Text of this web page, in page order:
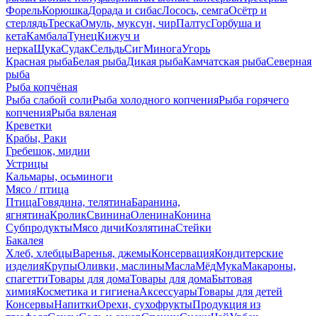
ФорельКорюшкаДорада и сибасЛосось, семгаОсётр и
стерлядьТрескаОмуль, муксун, чирПалтусГорбуша и
кетаКамбалаТунецКижуч и
неркаЩукаСудакСельдьСигМиногаУгорь
Красная рыбаБелая рыбаДикая рыбаКамчатская рыбаСеверная
рыба
Рыба копчёная
Рыба слабой солиРыба холодного копченияРыба горячего
копченияРыба вяленая
Креветки
Крабы, Раки
Гребешок, мидии
Устрицы
Кальмары, осьминоги
Мясо / птица
ПтицаГовядина, телятинаБаранина,
ягнятинаКроликСвининаОленинаКонина
СубпродуктыМясо дичиКозлятинаСтейки
Бакалея
Хлеб, хлебцыВаренья, джемыКонсервацияКондитерские
изделияКрупыОливки, маслиныМаслаМёдМукаМакароны,
спагеттиТовары для домаТовары для домаБытовая
химияКосметика и гигиенаАксессуарыТовары для детей
КонсервыНапиткиОрехи, сухофруктыПродукция из